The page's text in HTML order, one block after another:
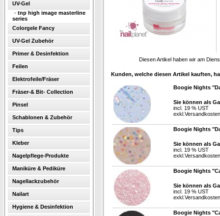
UV-Gel
- tnp high image masterline
series
Colorgele Fancy
UV-Gel Zubehör
Primer & Desinfektion
Feilen
Elektrofeile/Fräser
Fräser-& Bit- Collection
Pinsel
Schablonen & Zubehör
Tips
Kleber
Nagelpflege-Produkte
Maniküre & Pediküre
Nagellackzubehör
Nailart
Hygiene & Desinfektion
Diesen Artikel haben wir am
Kunden, welche diesen Artikel kauften,
Boogie Nights
Sie können als
incl. 19 % UST
exkl. Versandkosten
Boogie Nights
Sie können als
incl. 19 % UST
exkl. Versandkosten
Boogie Nights
Sie können als
incl. 19 % UST
exkl. Versandkosten
Boogie Nights